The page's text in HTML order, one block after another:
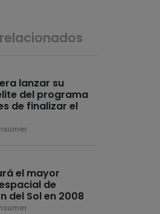
lanzar su
del programa
de finalizar el
el mayor
de
del Sol en 2008